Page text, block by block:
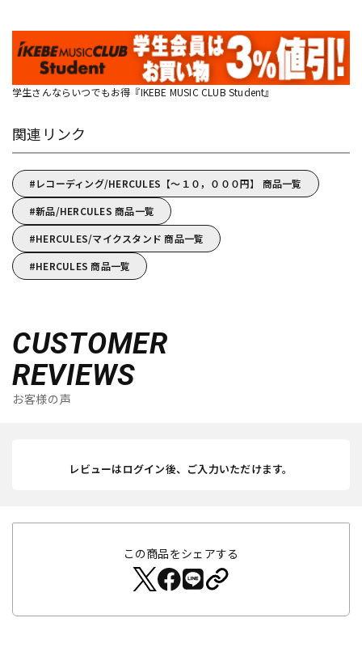
学生さんならいつでもお得『IKEBE MUSIC CLUB Student』
関連リンク
レコーディング/HERCULES【～１０，０００円】 商品一覧
新品/HERCULES 商品一覧
HERCULES/マイクスタンド 商品一覧
HERCULES 商品一覧
CUSTOMER
REVIEWS
お客様の声
レビューはログイン後、ご入力いただけます。
この商品をシェアする